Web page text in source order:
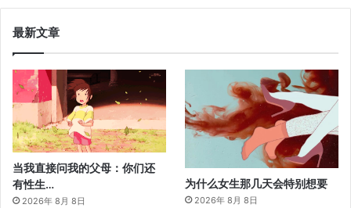
最新文章
当我直接问我的父母：你们还
有性生…
2026年 8月 8日
为什么女生那几天会特别想要
2026年 8月 8日